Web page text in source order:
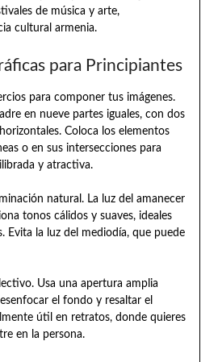
de música y arte,
cultural armenia.
para Principiantes
para componer tus imágenes.
en nueve partes iguales, con dos
Coloca los elementos
o en sus intersecciones para
y atractiva.
natural. La luz del amanecer
tonos cálidos y suaves, ideales
Evita la luz del mediodía, que puede
Usa una apertura amplia
el fondo y resaltar el
útil en retratos, donde quieres
en la persona.